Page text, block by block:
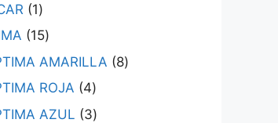
1
15
AMARILLA
8
ROJA
4
AZUL
3